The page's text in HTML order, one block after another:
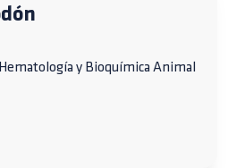
y Bioquímica Animal